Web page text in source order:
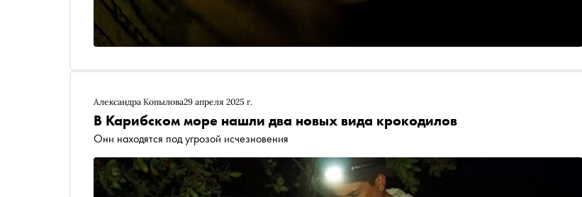
Александра Копылова29 апреля 2025 г.
В Карибском море нашли два новых вида крокодилов
Они находятся под угрозой исчезновения